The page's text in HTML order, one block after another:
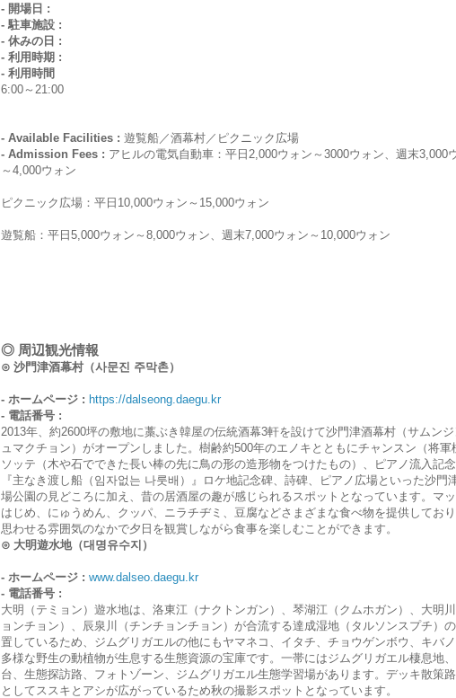
- 開場日 :
- 駐車施設 :
- 休みの日 :
- 利用時期 :
- 利用時間
6:00～21:00
- Available Facilities : 遊覧船／酒幕村／ピクニック広場
- Admission Fees : アヒルの電気自動車：平日2,000ウォン～3000ウォン、週末3,000
～4,000ウォン
ピクニック広場：平日10,000ウォン～15,000ウォン
遊覧船：平日5,000ウォン～8,000ウォン、週末7,000ウォン～10,000ウォン
◎ 周辺観光情報
⊙ 沙門津酒幕村（사문진 주막촌）
- ホームページ : https://dalseong.daegu.kr
- 電話番号 :
2013年、約2600坪の敷地に藁ぶき韓屋の伝統酒幕3軒を設けて沙門津酒幕村（サムン
ュマクチョン）がオープンしました。樹齢約500年のエノキとともにチャンスン（将軍
ソッテ（木や石でできた長い棒の先に鳥の形の造形物をつけたもの）、ピアノ流入記念
『主なき渡し船（임자없는 나룻배）』ロケ地記念碑、詩碑、ピアノ広場といった沙門
場公園の見どころに加え、昔の居酒屋の趣が感じられるスポットとなっています。マ
はじめ、にゅうめん、クッパ、ニラチヂミ、豆腐などさまざまな食べ物を提供してお
思わせる雰囲気のなかで夕日を観賞しながら食事を楽しむことができます。
⊙ 大明遊水地（대명유수지）
- ホームページ : www.dalseo.daegu.kr
- 電話番号 :
大明（テミョン）遊水地は、洛東江（ナクトンガン）、琴湖江（クムホガン）、大明川
ョンチョン）、辰泉川（チンチョンチョン）が合流する達成湿地（タルソンスプチ）
置しているため、ジムグリガエルの他にもヤマネコ、イタチ、チョウゲンボウ、キバ
多様な野生の動植物が生息する生態資源の宝庫です。一帯にはジムグリガエル棲息地
台、生態探訪路、フォトゾーン、ジムグリガエル生態学習場があります。デッキ散策
としてススキとアシが広がっているため秋の撮影スポットとなっています。